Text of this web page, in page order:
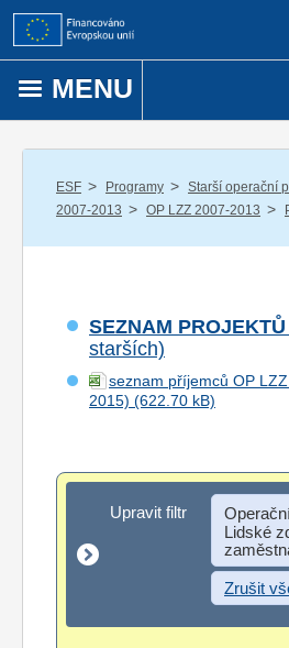
Přejít k obsahu
MENU
ESF / Programy / Starší operační
2007-2013 / OP LZZ 2007-2013 /
SEZNAM
starších)
seznam příjemců OP LZZ
2015)
Upravit filtr
Upravit filtr
Lidské
Zrušit